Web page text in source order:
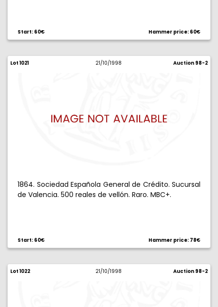
Start: 60€ Hammer price: 60€
Lot 1021 21/10/1998 Auction 98-2
1864. Sociedad Española General de Crédito. Sucursal
de Valencia. 500 reales de vellón. Raro. MBC+.
Start: 60€ Hammer price: 78€
Lot 1022 21/10/1998 Auction 98-2